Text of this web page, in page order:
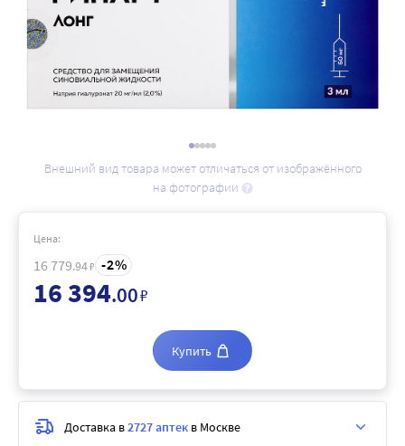
Внешний вид товара может отличаться от изображённого
на фотографии
Цена:
16 779.94₽ 2
16 394.00₽
Купить
Доставка в2727 аптек в Москве